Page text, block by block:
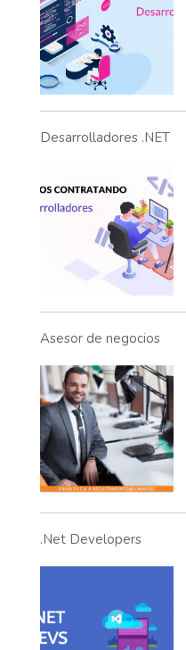
Desarrolladores .NET
Asesor de negocios
.Net Developers